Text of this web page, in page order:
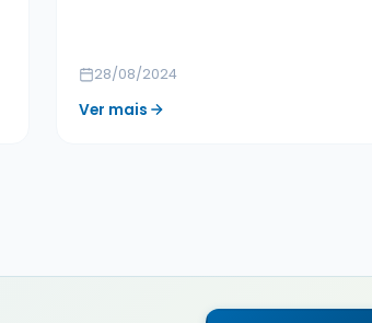
28/08/2024
Ver mais